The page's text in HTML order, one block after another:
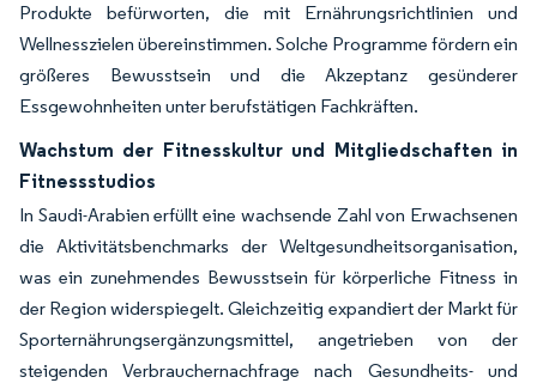
Produkte befürworten, die mit Ernährungsrichtlinien und
Wellnesszielen übereinstimmen. Solche Programme fördern ein
größeres Bewusstsein und die Akzeptanz gesünderer
Essgewohnheiten unter berufstätigen Fachkräften.
Wachstum der Fitnesskultur und Mitgliedschaften in
Fitnessstudios
In Saudi-Arabien erfüllt eine wachsende Zahl von Erwachsenen
die Aktivitätsbenchmarks der Weltgesundheitsorganisation,
was ein zunehmendes Bewusstsein für körperliche Fitness in
der Region widerspiegelt. Gleichzeitig expandiert der Markt für
Sporternährungsergänzungsmittel, angetrieben von der
steigenden Verbrauchernachfrage nach Gesundheits- und